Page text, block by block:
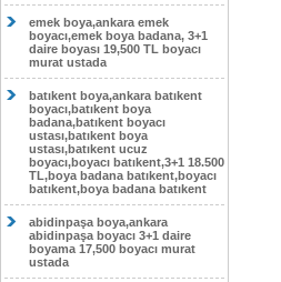
emek boya,ankara emek
boyacı,emek boya badana, 3+1
daire boyası 19,500 TL boyacı
murat ustada
batıkent boya,ankara batıkent
boyacı,batıkent boya
badana,batıkent boyacı
ustası,batıkent boya
ustası,batıkent ucuz
boyacı,boyacı batıkent,3+1 18.500
TL,boya badana batıkent,boyacı
batıkent,boya badana batıkent
abidinpaşa boya,ankara
abidinpaşa boyacı 3+1 daire
boyama 17,500 boyacı murat
ustada